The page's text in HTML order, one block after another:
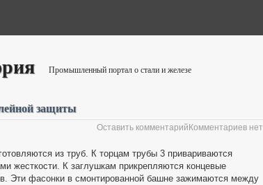
Промышленный портал о стали и железе
защиты
Оставить комментарий Комментариев нет
из труб. К торцам трубы 3 привариваются
жесткости. К заглушкам прикрепляются концевые
Эти фасонки в смонтированной башне зажимаются между